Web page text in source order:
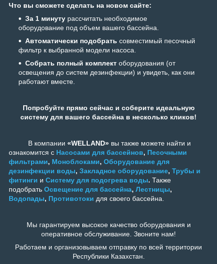
Что вы сможете сделать на новом сайте:
За 1 минуту рассчитать необходимое
оборудование под объем вашего бассейна.
Автоматически подобрать совместимый песочный
фильтр к выбранной модели насоса.
Собрать полный комплект оборудования (от
освещения до систем дезинфекции) и увидеть, как они
работают вместе.
Попробуйте прямо сейчас и соберите идеальную
систему для вашего бассейна в несколько кликов!
В компании «WELLAND» вы также можете найти и
ознакомится с Насосами для бассейнов, Песочными
фильтрами, Моноблоками, Оборудование для
дезинфекции воды, Закладное оборудование, Трубы и
фитинги и Систему для подогрева воды. Также
подобрать Освещение для бассейна, Лестницы,
Водопады, Противотоки для своего бассейна.
Мы гарантируем высокое качество оборудования и
оперативное обслуживание. Звоните нам!
Работаем и организовываем отправку по всей территории
Республики Казахстан.